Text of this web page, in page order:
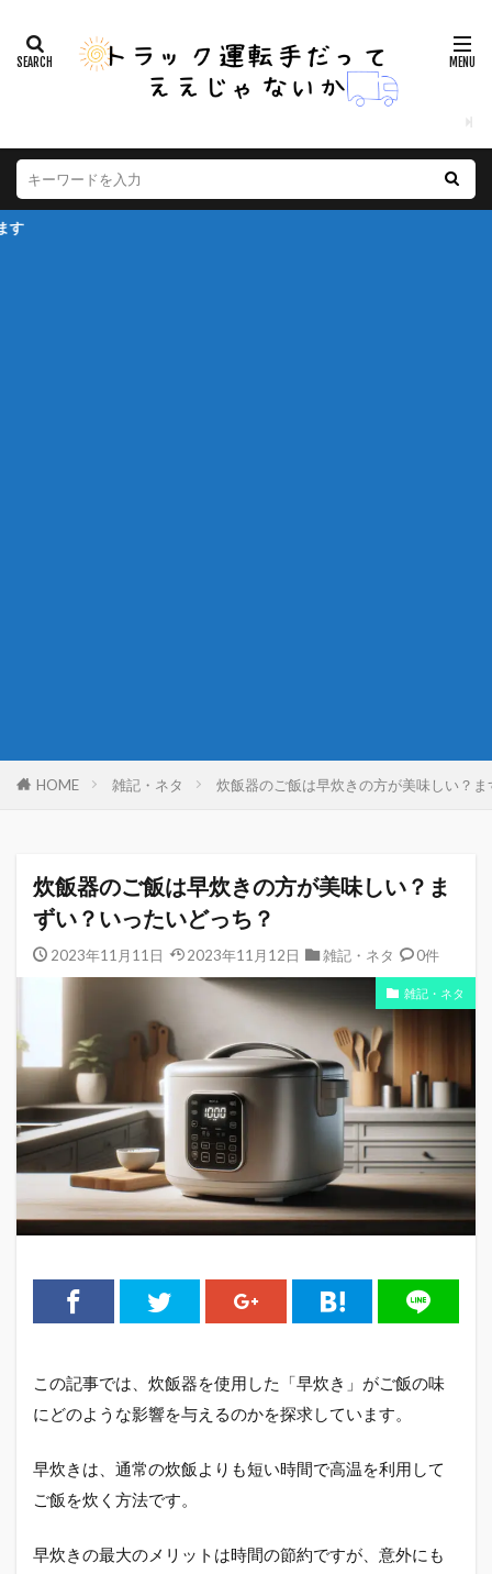
HOME 雑記・ネタ 炊飯器のご飯は早炊きの方が美味しい？
炊飯器のご飯は早炊きの方が美味しい？ま
ずい？いったいどっち？
2023年11月11日 2023年11月12日 雑記・ネタ 0件
雑記・ネタ
この記事では、炊飯器を使用した「早炊き」がご飯の味
にどのような影響を与えるのかを探求しています。
早炊きは、通常の炊飯よりも短い時間で高温を利用して
ご飯を炊く方法です。
早炊きの最大のメリットは時間の節約ですが、意外にも